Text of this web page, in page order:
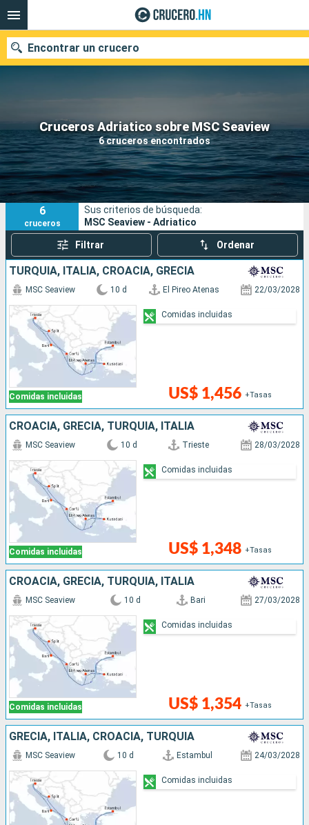
Cruceros Adriatico sobre MSC Seaview
6 cruceros encontrados
Encontrar un crucero
Nuestros destinos
Fecha de salida
Puertos Compañías
Buscar
6
cruceros
Sus criterios de búsqueda:
MSC Seaview - Adriatico
Filtrar Ordenar
TURQUÍA, ITALIA, CROACIA, GRECIA
Comidas incluidas
MSC Seaview 10 d El Pireo Atenas 22/03/2028
US$ 1,456 +Tasas
Comidas incluidas
CROACIA, GRECIA, TURQUÍA, ITALIA
Comidas incluidas
MSC Seaview 10 d Trieste 28/03/2028
US$ 1,348 +Tasas
Comidas incluidas
CROACIA, GRECIA, TURQUÍA, ITALIA
Comidas incluidas
MSC Seaview 10 d Bari 27/03/2028
US$ 1,354 +Tasas
Comidas incluidas
GRECIA, ITALIA, CROACIA, TURQUÍA
MSC Seaview 10 d Estambul 24/03/2028
Comidas incluidas